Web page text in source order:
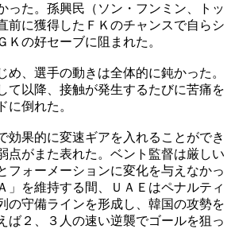
った。孫興民（ソン・フンミン、トッ
前に獲得したＦＫのチャンスで自らシ
Ｋの好セーブに阻まれた。
め、選手の動きは全体的に鈍かった。
て以降、接触が発生するたびに苦痛を
に倒れた。
効果的に変速ギアを入れることができ
点がまた表れた。ベント監督は厳しい
フォーメーションに変化を与えなかっ
」を維持する間、ＵＡＥはペナルティ
の守備ラインを形成し、韓国の攻勢を
ば２、３人の速い逆襲でゴールを狙っ